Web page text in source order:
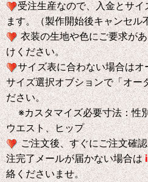
受注生産なので、入金とサ
ます。（製作開始後キャンセル
衣装の生地や色にご要求が
けください。
サイズ表に合わない場合は
サイズ選択オブションで「オー
ださい。
※カスタマイズ必要寸法：性
ウエスト、ヒップ
ご注文後、すぐにご注文確
注完了メールが届かない場合は
絡くださいませ。